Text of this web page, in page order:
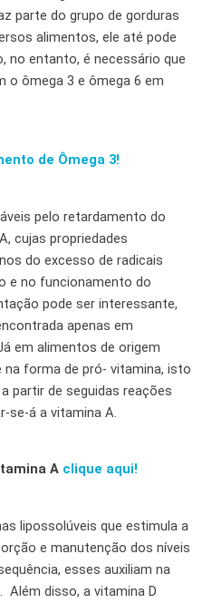
parte do grupo de gorduras
alimentos, ele até pode
no entanto, é necessário que
o ômega 3 e ômega 6 em
de Ômega 3!
pelo retardamento do
cujas propriedades
do excesso de radicais
e no funcionamento do
pode ser interessante,
apenas em
em alimentos de origem
forma de pró- vitamina, isto
partir de seguidas reações
se-á a vitamina A.
A clique aqui!
lipossolúveis que estimula a
e manutenção dos níveis
esses auxiliam na
disso, a vitamina D